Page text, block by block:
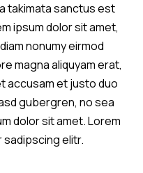
takimata sanctus est
ipsum dolor sit amet,
nonumy eirmod
magna aliquyam erat,
accusam et justo duo
gubergren, no sea
dolor sit amet. Lorem
elitr.